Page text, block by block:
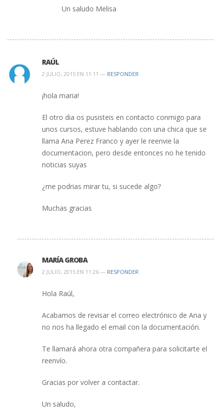
Un saludo Melisa
RAÚL
2 JULIO, 2015 EN 11:11 — RESPONDER
¡hola maria!
El otro dia os pusisteis en contacto conmigo para
unos cursos, estuve hablando con una chica que se
llama Ana Perez Franco y ayer le reenvie la
documentacion, pero desde entonces no he tenido
noticias suyas
¿me podrias mirar tu, si sucede algo?
Muchas gracias
MARÍA GROBA
2 JULIO, 2015 EN 11:26 — RESPONDER
Hola Raúl,
Acabamos de revisar el correo electrónico de Ana y
no nos ha llegado el email con la documentación.
Te llamará ahora otra compañera para solicitarte el
reenvío.
Gracias por volver a contactar.
Un saludo,